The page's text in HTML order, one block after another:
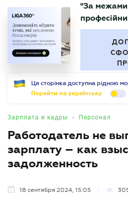
БУХГАЛТЕР
"За межами
Ця сторінка доступна рідною
Перейти на українську
Зарплата и кадры • Персонал
Работодатель не
зарплату – как
задолженность
18 сентября 2024, 15:05